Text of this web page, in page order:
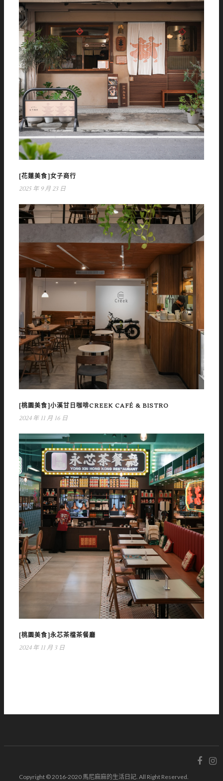
[花蓮美食]女子商行
2025 年 9 月 23 日
[桃園美食]小溪甘日咖啡CREEK CAFÉ & BISTRO
2024 年 11 月 16 日
[桃園美食]永芯茶檔茶餐廳
2024 年 11 月 3 日
Copyright © 2016-2020 馬尼麻麻的生活日記. All Right Reserved.